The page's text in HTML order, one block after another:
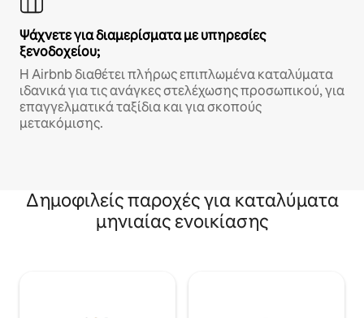
Ψάχνετε για διαμερίσματα με υπηρεσίες
ξενοδοχείου;
Η Airbnb διαθέτει πλήρως επιπλωμένα καταλύματα
ιδανικά για τις ανάγκες στελέχωσης προσωπικού, για
επαγγελματικά ταξίδια και για σκοπούς
μετακόμισης.
Δημοφιλείς παροχές για καταλύματα
μηνιαίας ενοικίασης